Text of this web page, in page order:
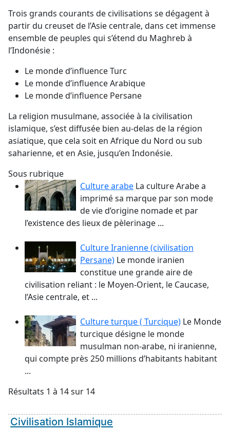
Trois grands courants de civilisations se dégagent à
partir du creuset de l’Asie centrale, dans cet immense
ensemble de peuples qui s’étend du Maghreb à
l’Indonésie :
Le monde d’influence Turc
Le monde d’influence Arabique
Le monde d’influence Persane
La religion musulmane, associée à la civilisation
islamique, s’est diffusée bien au-delas de la région
asiatique, que cela soit en Afrique du Nord ou sub
saharienne, et en Asie, jusqu’en Indonésie.
Sous rubrique
Culture arabe La culture Arabe a
imprimé sa marque par son mode
de vie d’origine nomade et par
l’existence des lieux de pèlerinage ...
Culture Iranienne (civilisation
Persane) Le monde iranien
constitue une grande aire de
civilisation reliant : le Moyen-Orient, le Caucase,
l’Asie centrale, et ...
Culture turque ( Turcique) Le Monde
turcique désigne le monde
musulman non-arabe, ni iranienne,
qui compte près 250 millions d’habitants habitant
...
Résultats 1 à 14 sur 14
Civilisation Islamique